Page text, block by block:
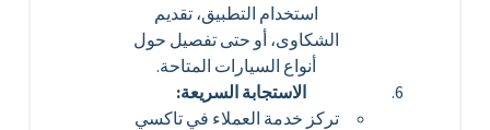
استخدام التطبيق، تقديم
الشكاوى، أو حتى تفصيل حول
أنواع السيارات المتاحة.
الاستجابة السريعة:
تركز خدمة العملاء في تاكسي